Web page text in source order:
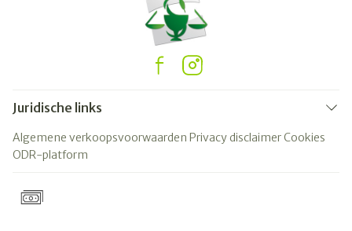
Juridische links
Algemene verkoopsvoorwaarden Privacy disclaimerCookies
ODR-platform